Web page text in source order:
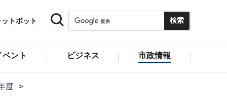
トボット
ント ビジネス 市政情報
度